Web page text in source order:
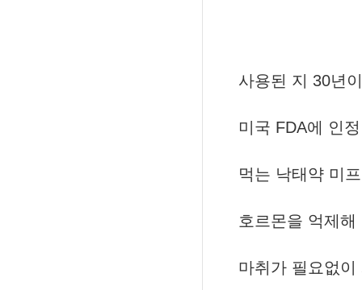
사용된 지 30년
미국 FDA에 인
먹는 낙태약 미
호르몬을 억제
마취가 필요없